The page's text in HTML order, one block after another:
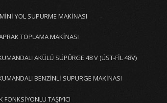
YOL SÜPÜRME MAKİNASI
TOPLAMA MAKİNASI
AKÜLÜ SÜPÜRGE 48 V (ÜST-FİL 48V)
BENZİNLİ SÜPÜRGE MAKİNASI
FONKSİYONLU TAŞIYICI